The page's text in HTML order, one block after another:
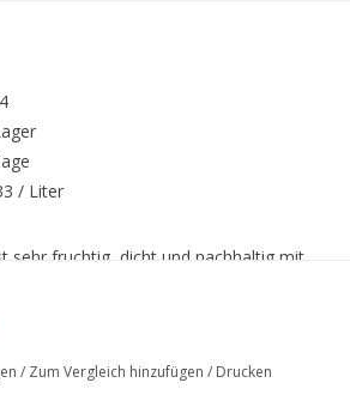
/ Liter
sehr fruchtig, dicht und nachhaltig mit
Johannisbeeren. Die Säure ist gut
sie eignet sich auch für eine lange
/ Zum Vergleich hinzufügen / Drucken